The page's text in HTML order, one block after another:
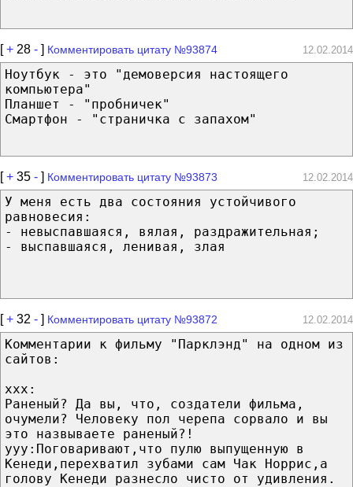
[+ 28 - ] Комментировать цитату №93874 12.02.2014
Ноутбук - это "демоверсия настоящего
компьютера"
Планшет - "пробничек"
Смартфон - "страничка с запахом"
[+ 35 - ] Комментировать цитату №93873 12.02.2014
У меня есть два состояния устойчивого
равновесия:
- невыспавшаяся, вялая, раздражительная;
- выспавшаяся, ленивая, злая
[+ 32 - ] Комментировать цитату №93872 12.02.2014
Комментарии к фильму "Парклэнд" на одном из
сайтов:
ххх:
Раненый? Да вы, что, создатели фильма,
очумели? Человеку пол черепа сорвало и вы
это назвываете раненый?!
ууу:Поговаривают,что пулю выпущенную в
Кенеди,перехватил зубами сам Чак Норрис,а
голову Кенеди разнесло чисто от удивления.